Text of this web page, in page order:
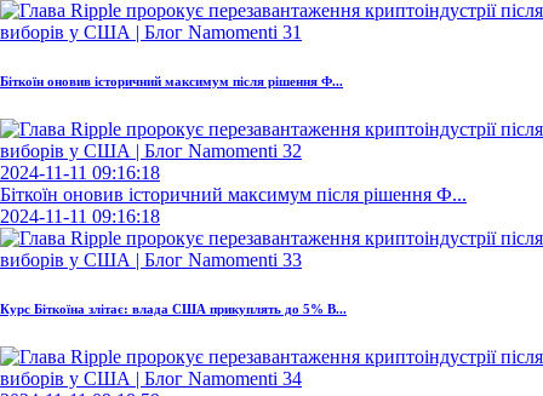
Біткоїн оновив історичний максимум після рішення Ф...
2024-11-11 09:16:18
Біткоїн оновив історичний максимум після рішення Ф...
2024-11-11 09:16:18
Курс Біткоїна злітає: влада США прикуплять до 5% B...